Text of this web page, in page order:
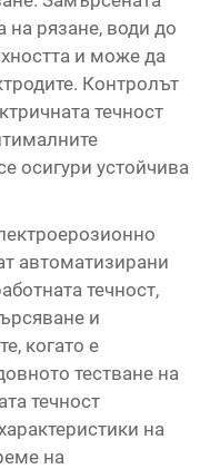
на рязане, води до
и може да
Контролът
течност
осигури устойчива
автоматизирани
течност,
и
когато е
тестване на
течност
на
на